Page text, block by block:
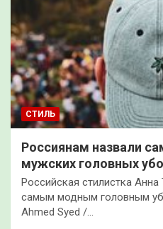
СТИЛЬ
Россиянам назвали
мужских головных
Российская стилистка
самым модным головным
Ahmed Syed /…